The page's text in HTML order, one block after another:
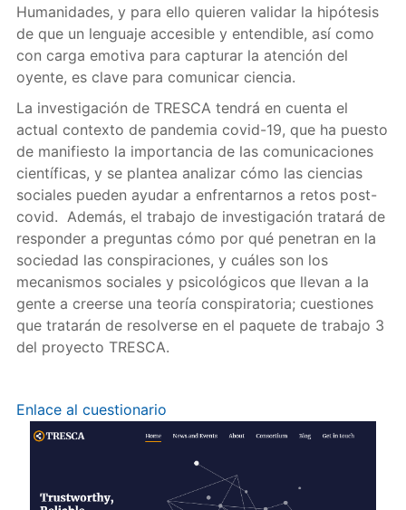
Humanidades, y para ello quieren validar la hipótesis
de que un lenguaje accesible y entendible, así como
con carga emotiva para capturar la atención del
oyente, es clave para comunicar ciencia.
La investigación de TRESCA tendrá en cuenta el
actual contexto de pandemia covid-19, que ha puesto
de manifiesto la importancia de las comunicaciones
científicas, y se plantea analizar cómo las ciencias
sociales pueden ayudar a enfrentarnos a retos post-
covid. Además, el trabajo de investigación tratará de
responder a preguntas cómo por qué penetran en la
sociedad las conspiraciones, y cuáles son los
mecanismos sociales y psicológicos que llevan a la
gente a creerse una teoría conspiratoria; cuestiones
que tratarán de resolverse en el paquete de trabajo 3
del proyecto TRESCA.
Enlace al cuestionario